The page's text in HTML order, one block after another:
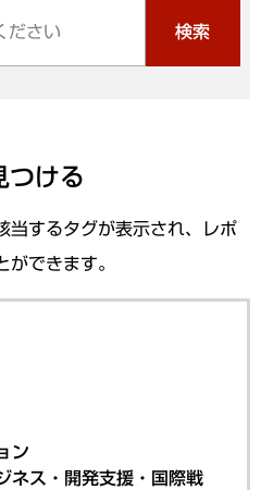
検索
つける
当するタグが表示され、レポ
できます。
ン
ネス・開発支援・国際戦